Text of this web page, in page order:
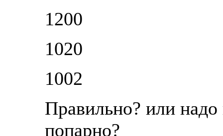
1200
1020
1002
Правильно? или
попарно?